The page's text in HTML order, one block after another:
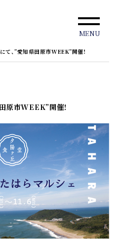
MENU
て、”愛知県田原市WEEK”開催！
原市WEEK”開催！